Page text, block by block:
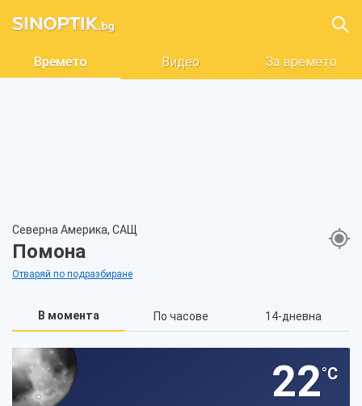
Времето Видео За времето
Северна Америка, САЩ
Помона
Отваряй по подразбиране
В момента По часове 14-дневна
22°C